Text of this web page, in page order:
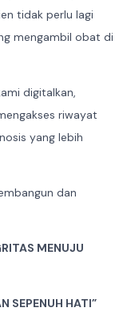
tidak perlu lagi
mengambil obat di
digitalkan,
riwayat
yang lebih
dan
MENUJU
SEPENUH HATI”